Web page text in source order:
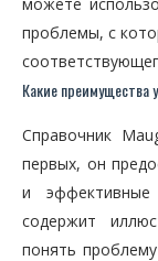
проблемы, с
Какие преимущества
Справочник
первых, он
и
содержит
понять